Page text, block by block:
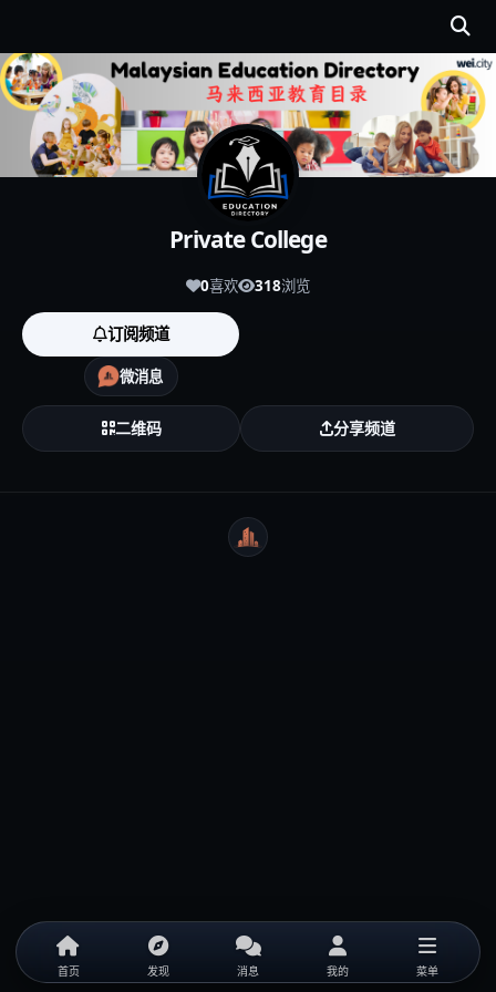
Private College
0喜欢 318浏览
订阅频道
微消息
二维码 分享频道
WeiCity
首页 发现 消息 我的 菜单